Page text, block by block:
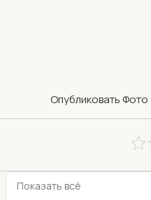
Опубликовать Фото